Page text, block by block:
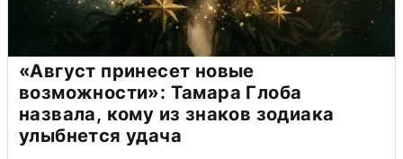
«Август принесет новые
возможности»: Тамара Глоба
назвала, кому из знаков зодиака
улыбнется удача